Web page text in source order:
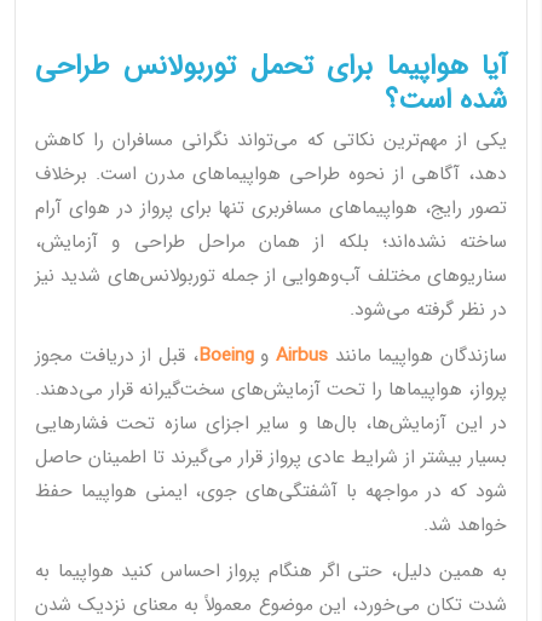
آیا هواپیما برای تحمل توربولانس طراحی
شده است؟
یکی از مهم‌ترین نکاتی که می‌تواند نگرانی مسافران را کاهش
دهد، آگاهی از نحوه طراحی هواپیماهای مدرن است. برخلاف
تصور رایج، هواپیماهای مسافربری تنها برای پرواز در هوای آرام
ساخته نشده‌اند؛ بلکه از همان مراحل طراحی و آزمایش،
سناریوهای مختلف آب‌وهوایی از جمله توربولانس‌های شدید نیز
در نظر گرفته می‌شود.
سازندگان هواپیما مانند AirbusوBoeing، قبل از دریافت مجوز
پرواز، هواپیماها را تحت آزمایش‌های سخت‌گیرانه قرار می‌دهند.
در این آزمایش‌ها، بال‌ها و سایر اجزای سازه تحت فشارهایی
بسیار بیشتر از شرایط عادی پرواز قرار می‌گیرند تا اطمینان حاصل
شود که در مواجهه با آشفتگی‌های جوی، ایمنی هواپیما حفظ
خواهد شد.
به همین دلیل، حتی اگر هنگام پرواز احساس کنید هواپیما به
شدت تکان می‌خورد، این موضوع معمولاً به معنای نزدیک شدن